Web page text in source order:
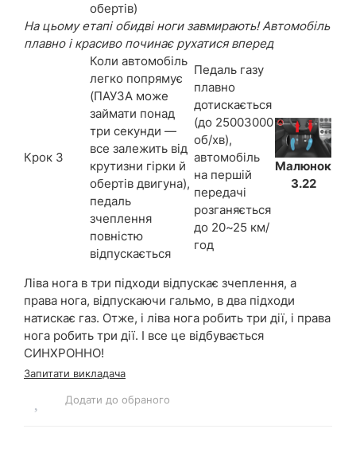
обертів)
На цьому етапі обидві ноги завмирають! Автомобіль
плавно і красиво починає рухатися вперед
Крок 3
Коли автомобіль
легко попрямує
(ПАУЗА може
займати понад
три секунди —
все залежить від
крутизни гірки й
обертів двигуна),
педаль
зчеплення
повністю
відпускається
Педаль газу
плавно
дотискається
(до 25003000
об/хв),
автомобіль
на першій
передачі
розганяється
до 20~25 км/
год
Малюнок
3.22
Ліва нога в три підходи відпускає зчеплення, а
права нога, відпускаючи гальмо, в два підходи
натискає газ. Отже, і ліва нога робить три дії, і права
нога робить три дії. І все це відбувається
СИНХРОННО!
Запитати викладача
Додати до обраного